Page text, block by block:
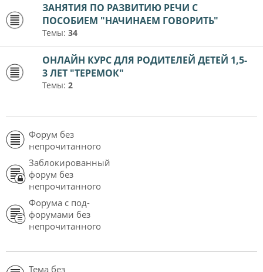
ЗАНЯТИЯ ПО РАЗВИТИЮ РЕЧИ С
ПОСОБИЕМ "НАЧИНАЕМ ГОВОРИТЬ"
Темы: 34
ОНЛАЙН КУРС ДЛЯ РОДИТЕЛЕЙ ДЕТЕЙ 1,5-
3 ЛЕТ "ТЕРЕМОК"
Темы: 2
Форум без
непрочитанного
Заблокированный
форум без
непрочитанного
Форума с под-
форумами без
непрочитанного
Тема без